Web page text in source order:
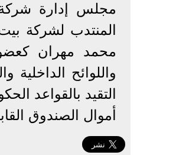
مجلس إدارة شركة
المنتدب لشركة
محمد مهران
واللوائح الداخلية
التقيد بالقواعد
أموال الصندوق